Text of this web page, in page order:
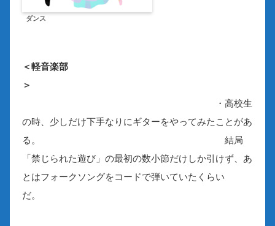
ダンス
＜軽音楽部
＞
・高校生
の時、少しだけ下手なりにギターをやってみたことがあ
る。 結局
「禁じられた遊び」の最初の数小節だけしか引けず、あ
とはフォークソングをコードで弾いていたくらい
だ。